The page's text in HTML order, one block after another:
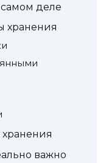
самом деле
хранения
важно